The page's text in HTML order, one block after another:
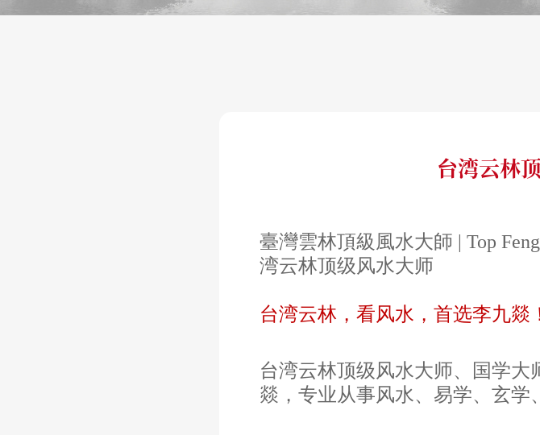
台湾云林
臺灣雲林頂級風水大師 | Top
湾云林顶级风水大师
台湾云林，看风水，首选李九燚
台湾云林顶级风水大师、国学大
燚， 专业从事风水、易学、玄学